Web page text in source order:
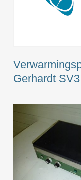
Gerhardt SV3